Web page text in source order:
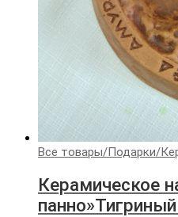
Все товары/Подарки/
Керамическое